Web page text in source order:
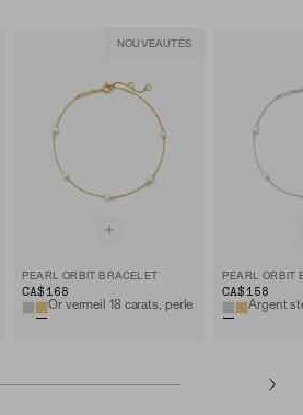
NOUVEAUTÉS
PEARL ORBIT BRACELET
CA$168
Or vermeil 18 carats, perle
PEARL ORBIT
CA$158
Argent